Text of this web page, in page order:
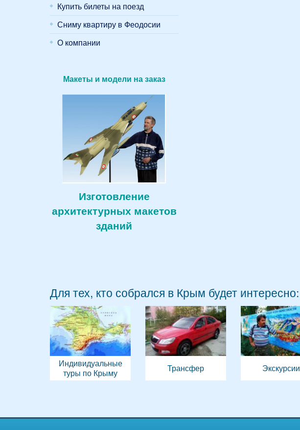
Купить билеты на поезд
Сниму квартиру в Феодосии
О компании
Макеты и модели на заказ
Изготовление
архитектурных макетов
зданий
Для тех, кто собрался в Крым будет интересно:
Индивидуальные
туры по Крыму
Трансфер Экскурсии